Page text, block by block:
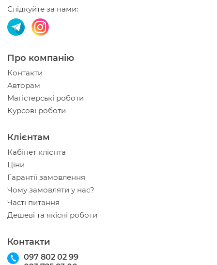
Слідкуйте за нами:
Про компанію
Контакти
Авторам
Магістерські роботи
Курсові роботи
Клієнтам
Кабінет клієнта
Ціни
Гарантії замовлення
Чому замовляти у нас?
Часті питання
Дешеві та якісні роботи
Контакти
097 802 02 99